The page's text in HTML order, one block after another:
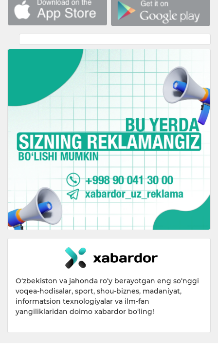
O‘zbekiston va jahonda ro‘y berayotgan eng so‘nggi
voqea-hodisalar, sport, shou-biznes, madaniyat,
informatsion texnologiyalar va ilm-fan
yangiliklaridan doimo xabardor bo‘ling!